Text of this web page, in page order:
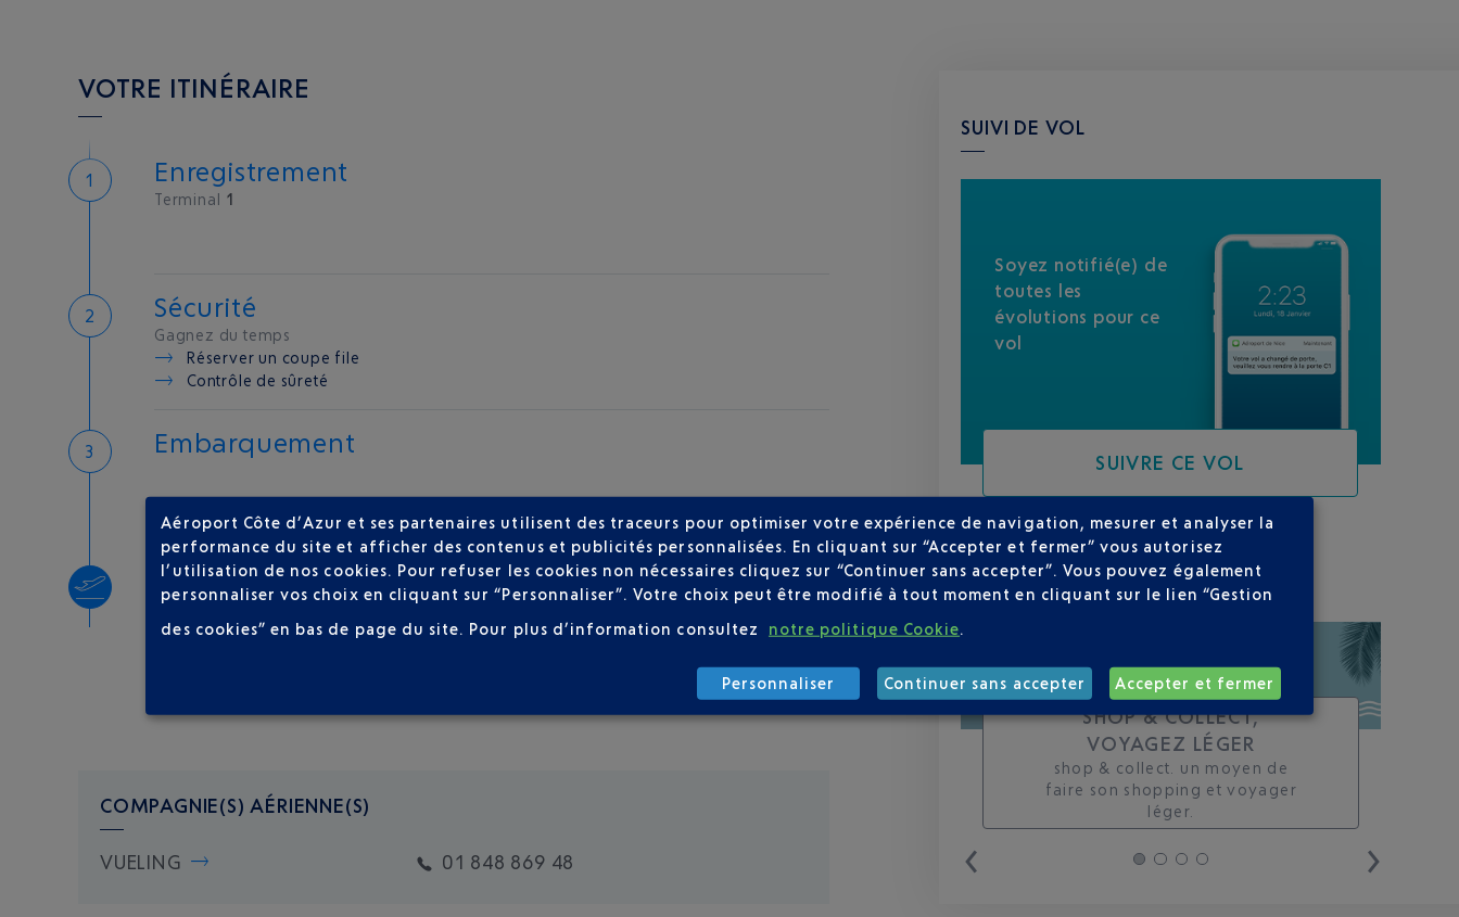
VOTRE ITINÉRAIRE
Enregistrement
Terminal 1
Sécurité
Gagnez du temps
Réserver un coupe file
Contrôle de sûreté
Embarquement
Décollage
Type d'appareil : A321
COMPAGNIE(S) AÉRIENNE(S)
VUELING 01 848 869 48
SUIVI DE VOL
Soyez notifié(e) de
toutes les
évolutions pour ce
vol
SUIVRE CE VOL
SUR VOTRE PARCOURS
SHOP & COLLECT,
VOYAGEZ LÉGER
shop & collect. un moyen de
faire son shopping et voyager
léger.
Aéroport Côte d’Azur et ses partenaires utilisent des traceurs pour optimiser votre expérience de navigation, mesurer et analyser la
performance du site et afficher des contenus et publicités personnalisées. En cliquant sur “Accepter et fermer” vous autorisez
l’utilisation de nos cookies. Pour refuser les cookies non nécessaires cliquez sur “Continuer sans accepter”. Vous pouvez également
personnaliser vos choix en cliquant sur “Personnaliser”. Votre choix peut être modifié à tout moment en cliquant sur le lien “Gestion
des cookies” en bas de page du site. Pour plus d’information consultez notre politique Cookie
Personnaliser Continuer sans accepter Accepter et fermer